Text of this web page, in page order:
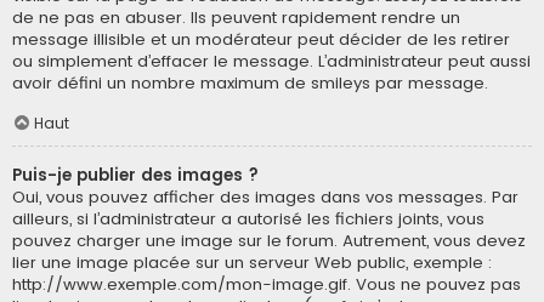
de ne pas en abuser. Ils peuvent rapidement rendre un
message illisible et un modérateur peut décider de les retirer
ou simplement d’effacer le message. L’administrateur peut aussi
avoir défini un nombre maximum de smileys par message.
Haut
Puis-je publier des images ?
Oui, vous pouvez afficher des images dans vos messages. Par
ailleurs, si l’administrateur a autorisé les fichiers joints, vous
pouvez charger une image sur le forum. Autrement, vous devez
lier une image placée sur un serveur Web public, exemple :
http://www.exemple.com/mon-image.gif. Vous ne pouvez pas